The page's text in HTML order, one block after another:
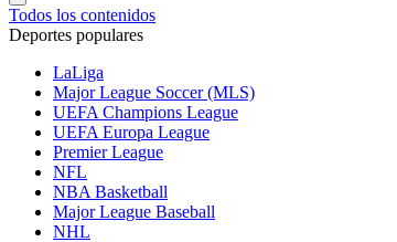
Todos los contenidos
Deportes populares
LaLiga
Major League Soccer (MLS)
UEFA Champions League
UEFA Europa League
Premier League
NFL
NBA Basketball
Major League Baseball
NHL